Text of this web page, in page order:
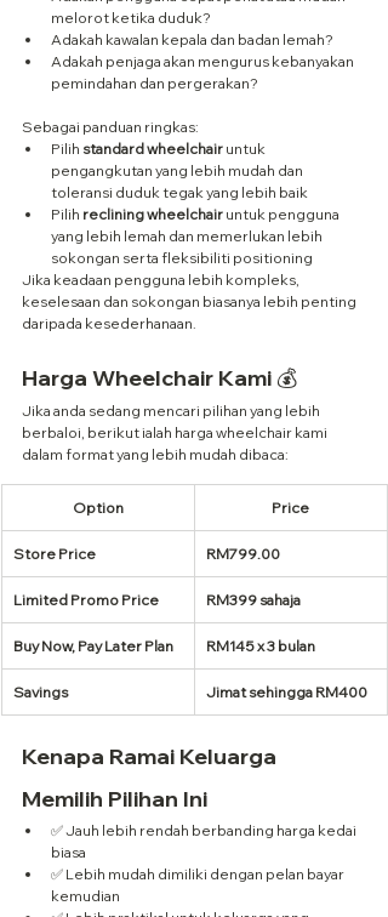
melorot ketika duduk?
Adakah kawalan kepala dan badan lemah?
Adakah penjaga akan mengurus kebanyakan
pemindahan dan pergerakan?
Sebagai panduan ringkas:
Pilih standard wheelchair untuk
pengangkutan yang lebih mudah dan
toleransi duduk tegak yang lebih baik
Pilih reclining wheelchair untuk pengguna
yang lebih lemah dan memerlukan lebih
sokongan serta fleksibiliti positioning
Jika keadaan pengguna lebih kompleks,
keselesaan dan sokongan biasanya lebih penting
daripada kesederhanaan.
Harga Wheelchair Kami 💰
Jika anda sedang mencari pilihan yang lebih
berbaloi, berikut ialah harga wheelchair kami
dalam format yang lebih mudah dibaca:
Option Price
Store Price RM799.00
Limited Promo Price RM399 sahaja
Buy Now, Pay Later Plan RM145 x 3 bulan
Savings Jimat sehingga RM400
Kenapa Ramai Keluarga
Memilih Pilihan Ini
✅ Jauh lebih rendah berbanding harga kedai
biasa
✅ Lebih mudah dimiliki dengan pelan bayar
kemudian